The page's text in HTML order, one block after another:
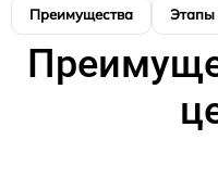
Преимущества Этапы